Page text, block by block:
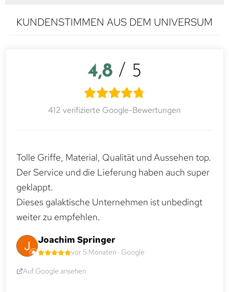
KUNDENSTIMMEN AUS DEM UNIVERSUM
4,8 / 5
412 verifizierte Google-Bewertungen
Tolle Griffe, Material, Qualität und Aussehen top.
Der Service und die Lieferung haben auch super
geklappt.
Dieses galaktische Unternehmen ist unbedingt
weiter zu empfehlen.
Joachim Springer
vor 5 Monaten · Google
Auf Google ansehen